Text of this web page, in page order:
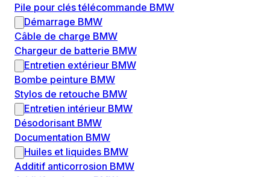
Pile pour clés télécommande BMW
Démarrage BMW
Câble de charge BMW
Chargeur de batterie BMW
Entretien extérieur BMW
Bombe peinture BMW
Stylos de retouche BMW
Entretien intérieur BMW
Désodorisant BMW
Documentation BMW
Huiles et liquides BMW
Additif anticorrosion BMW